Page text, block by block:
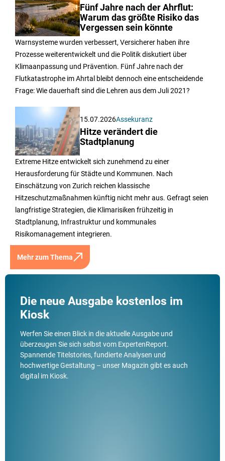
Fünf Jahre nach der Ahrflut:
Warum das größte Risiko das
Vergessen sein könnte
Warnsysteme wurden verbessert, Versicherer haben ihre
Prozesse weiterentwickelt und die Politik diskutiert über
Klimaanpassung und Prävention. Fünf Jahre nach der
Flutkatastrophe im Ahrtal bleibt dennoch eine entscheidende
Frage: Wie dauerhaft sind die Lehren aus dem Juli 2021?
15.07.2026Assekuranz
Hitze verändert die
Stadtplanung
Extreme Hitze entwickelt sich zunehmend zu einer
Herausforderung für Städte und Kommunen. Nach
Einschätzung von Zurich reichen klassische
Hitzeschutzmaßnahmen künftig nicht mehr aus. Gefragt seien
langfristige Strategien, die Klimarisiken frühzeitig in
Stadtplanung, Infrastruktur und kommunales
Risikomanagement integrieren.
Mehr zum Thema
Die neue Ausgabe kostenlos im
Kiosk
Werfen Sie einen Blick in die aktuelle Ausgabe und
überzeugen Sie sich selbst vom ExpertenReport.
Spannende Titelstories, fundierte Analysen und
hochwertige Gestaltung – unser Magazin gibt es auch
digital im Kiosk.